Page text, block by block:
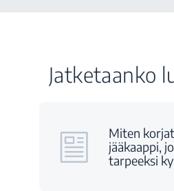
Jatketaanko
Miten
jääkaappi,
tarpeeksi